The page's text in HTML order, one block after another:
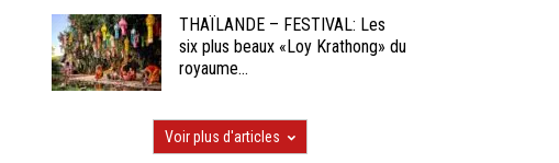
THAÏLANDE – FESTIVAL: Les
six plus beaux «Loy Krathong» du
royaume...
Voir plus d'articles